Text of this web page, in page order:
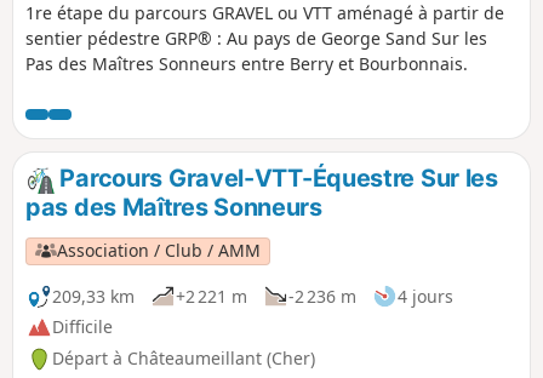
1re étape du parcours GRAVEL ou VTT aménagé à partir de
sentier pédestre GRP® : Au pays de George Sand Sur les
Pas des Maîtres Sonneurs entre Berry et Bourbonnais.
Parcours Gravel-VTT-Équestre Sur les
pas des Maîtres Sonneurs
Association / Club / AMM
209,33 km
+2 221 m -2 236 m
4 jours
Difficile
Départ à Châteaumeillant (Cher)